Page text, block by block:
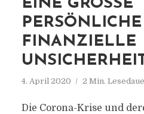
EINE GROSSE P
ERSÖNLICHE F
INANZIELLE U
NSICHERHEIT
4. April 2020 2 Min.
Die Corona-Krise und